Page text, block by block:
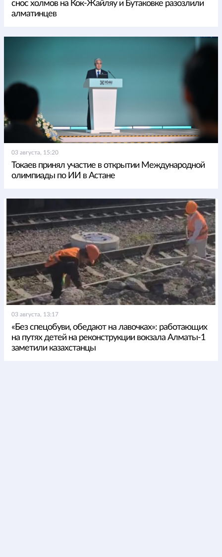
снос холмов на Кок-Жайляу и Бутаковке разозлили
алматинцев
03 августа, 15:20
Токаев принял участие в открытии Международной
олимпиады по ИИ в Астане
03 августа, 13:17
«Без спецобуви, обедают на лавочках»: работающих
на путях детей на реконструкции вокзала Алматы-1
заметили казахстанцы